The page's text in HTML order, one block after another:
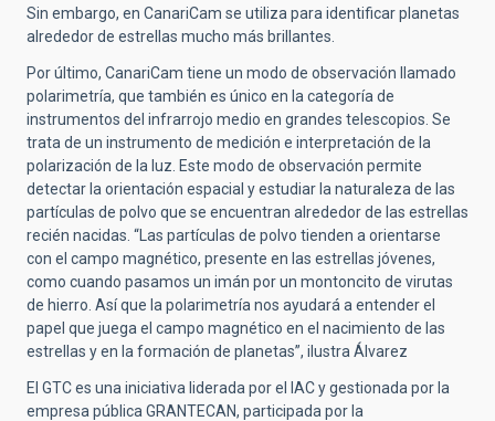
Sin embargo, en CanariCam se utiliza para identificar planetas
alrededor de estrellas mucho más brillantes.
Por último, CanariCam tiene un modo de observación llamado
polarimetría, que también es único en la categoría de
instrumentos del infrarrojo medio en grandes telescopios. Se
trata de un instrumento de medición e interpretación de la
polarización de la luz. Este modo de observación permite
detectar la orientación espacial y estudiar la naturaleza de las
partículas de polvo que se encuentran alrededor de las estrellas
recién nacidas. “Las partículas de polvo tienden a orientarse
con el campo magnético, presente en las estrellas jóvenes,
como cuando pasamos un imán por un montoncito de virutas
de hierro. Así que la polarimetría nos ayudará a entender el
papel que juega el campo magnético en el nacimiento de las
estrellas y en la formación de planetas”, ilustra Álvarez
El GTC es una iniciativa liderada por el IAC y gestionada por la
empresa pública GRANTECAN, participada por la